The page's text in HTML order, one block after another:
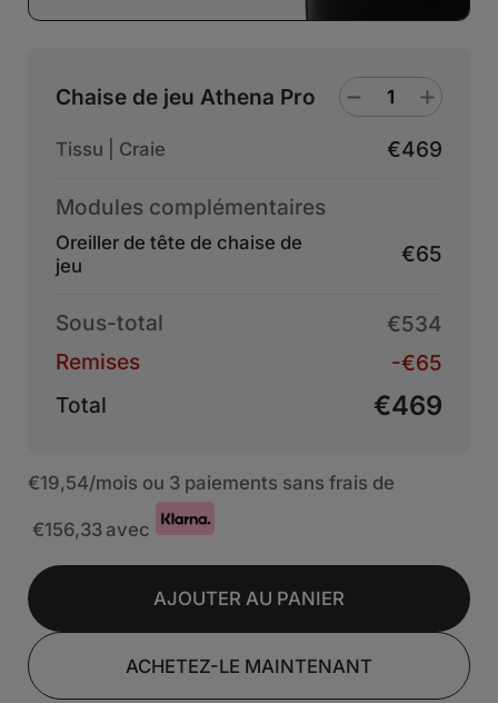
Chaise de jeu Athena Pro
Tissu | Craie €469
Modules complémentaires
Oreiller de tête de chaise de
jeu
€65
Sous-total
€534
Remises
-€65
Total
€469
€19,54/mois ou 3 paiements sans frais de
€156,33 avec
AJOUTER AU PANIER
ACHETEZ-LE MAINTENANT